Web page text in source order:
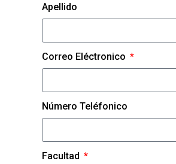
Apellido
Correo Eléctronico
Número Teléfonico
Facultad